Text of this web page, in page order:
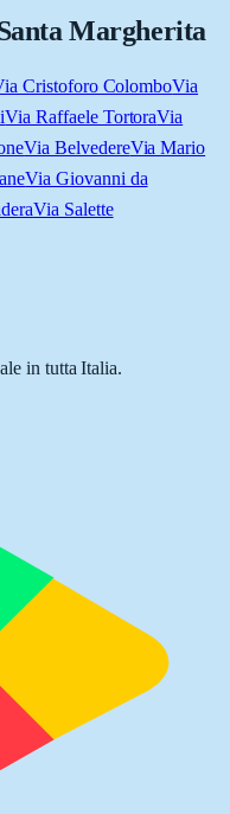
Margherita
Cristoforo ColomboVia
Via Raffaele TortoraVia
Via BelvedereVia Mario
Via Giovanni da
Via Salette
in tutta Italia.